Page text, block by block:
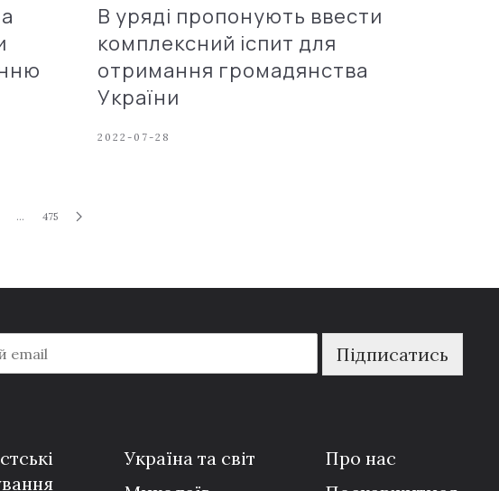
В уряді пропонують ввести
комплексний іспит для
отримання громадянства
України
2022-07-28
… 475
Підписатись
Україна та світ
Про нас